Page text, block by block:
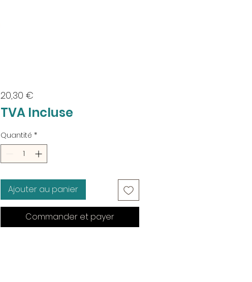
20,30 €Prix
TVA Incluse
Quantité *
Ajouter au panier
Commander et payer